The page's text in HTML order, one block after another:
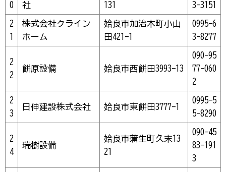
0
社
131
3-3151
2
1
株式会社クライン
ホーム
姶良市加治木町小山
田421-1
0995-6
3-8277
2
2
餅原設備 姶良市西餅田3993-13
090-95
77-060
2
2
3
日伸建設株式会社 姶良市東餅田3777-1
0995-5
5-8290
2
4
瑞樹設備
姶良市蒲生町久末13
21
090-45
83-191
3